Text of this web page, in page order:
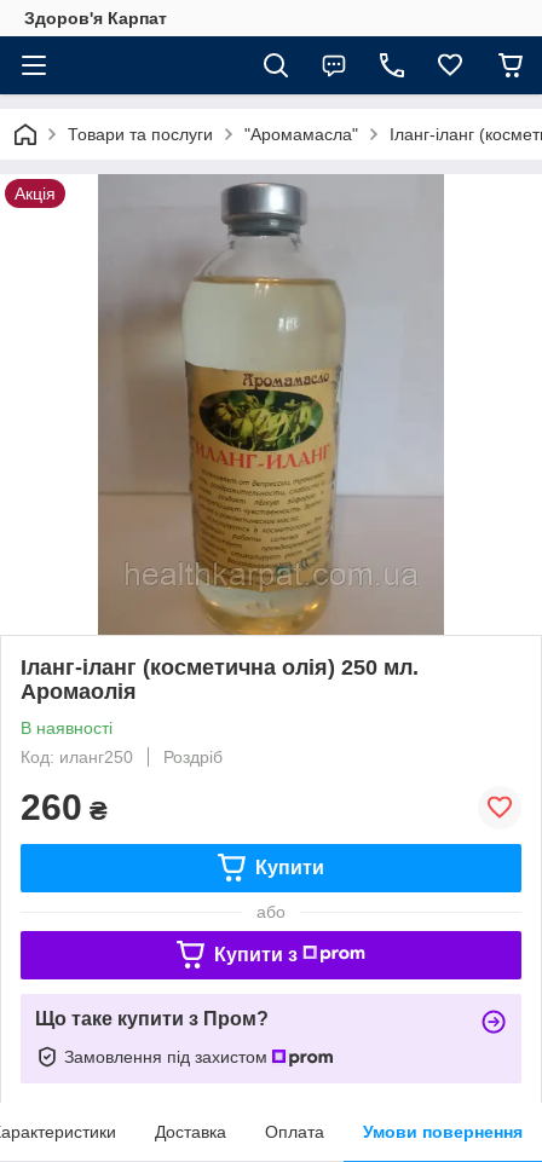
Здоров'я Карпат
Товари та послуги "Аромамасла" Іланг-іланг
Акція
Іланг-іланг (косметична олія) 250 мл.
Аромаолія
В наявності
Код: иланг250
Роздріб
260 ₴
Купити
або
Купити з
Що таке купити з Пром?
Замовлення під захистом
Доставка Оплата Умови повернення